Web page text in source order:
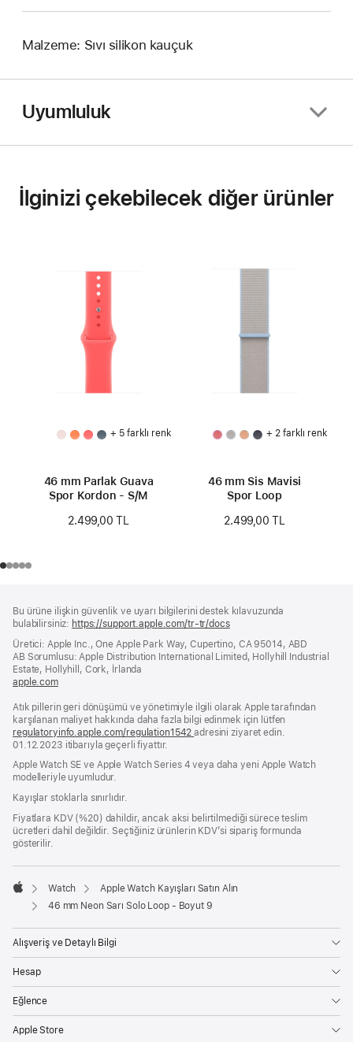
Malzeme: Sıvı silikon kauçuk
Uyumluluk
İlginizi çekebilecek diğer ürünler
+ 5 farklı renk
46 mm Parlak Guava
Spor Kordon - S/M
2.499,00 TL
+ 2 farklı renk
46 mm Sis Mavisi
Spor Loop
2.499,00 TL
Bilgi
Bu ürüne ilişkin güvenlik ve uyarı bilgilerini destek kılavuzunda
bulabilirsiniz: https://support.apple.com/tr-tr/docs(yeni
pencerede
açılır)
Üretici: Apple Inc., One Apple Park Way, Cupertino, CA 95014, ABD
AB Sorumlusu: Apple Distribution International Limited, Hollyhill Industrial
Estate, Hollyhill, Cork, İrlanda
apple.com(yeni
pencerede
açılır)
Atık pillerin geri dönüşümü ve yönetimiyle ilgili olarak Apple tarafından
karşılanan maliyet hakkında daha fazla bilgi edinmek için lütfen
regulatoryinfo.apple.com/regulation1542(yeni
pencerede
açılır)
adresini ziyaret edin.
01.12.2023 itibarıyla geçerli fiyattır.
Apple Watch SE ve Apple Watch Series 4 veya daha yeni Apple Watch
modelleriyle uyumludur.
Kayışlar stoklarla sınırlıdır.
Fiyatlara KDV (%20) dahildir, ancak aksi belirtilmediği sürece teslim
ücretleri dahil değildir. Seçtiğiniz ürünlerin KDV’si sipariş formunda
gösterilir.
Apple
Watch
Apple Watch Kayışları Satın Alın
46 mm Neon Sarı Solo Loop - Boyut 9
Alışveriş ve Detaylı Bilgi
Hesap
Eğlence
Apple Store